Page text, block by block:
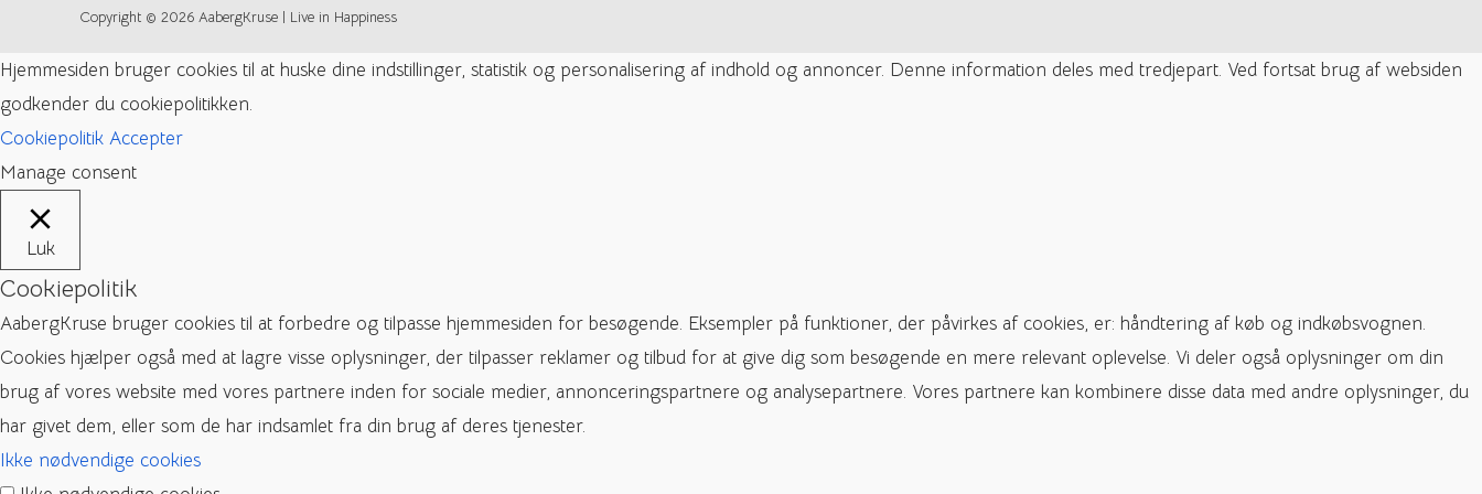
Copyright © 2026 AabergKruse | Live in Happiness
Hjemmesiden bruger cookies til at huske dine indstillinger, statistik og personalisering af indhold og annoncer. Denne information deles med tredjepart. Ved fortsat brug af websiden
godkender du cookiepolitikken.
Cookiepolitik Accepter
Manage consent
Luk
Cookiepolitik
AabergKruse bruger cookies til at forbedre og tilpasse hjemmesiden for besøgende. Eksempler på funktioner, der påvirkes af cookies, er: håndtering af køb og indkøbsvognen.
Cookies hjælper også med at lagre visse oplysninger, der tilpasser reklamer og tilbud for at give dig som besøgende en mere relevant oplevelse. Vi deler også oplysninger om din
brug af vores website med vores partnere inden for sociale medier, annonceringspartnere og analysepartnere. Vores partnere kan kombinere disse data med andre oplysninger, du
har givet dem, eller som de har indsamlet fra din brug af deres tjenester.
Ikke nødvendige cookies